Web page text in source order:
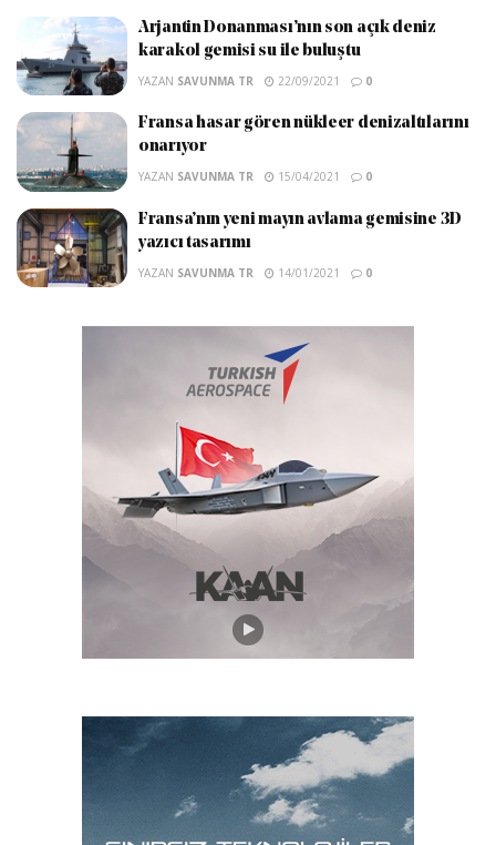
Arjantin Donanması’nın son açık deniz
karakol gemisi su ile buluştu
YAZAN SAVUNMA TR 22/09/2021 0
Fransa hasar gören nükleer denizaltılarını
onarıyor
YAZAN SAVUNMA TR 15/04/2021 0
Fransa’nın yeni mayın avlama gemisine 3D
yazıcı tasarımı
YAZAN SAVUNMA TR 14/01/2021 0